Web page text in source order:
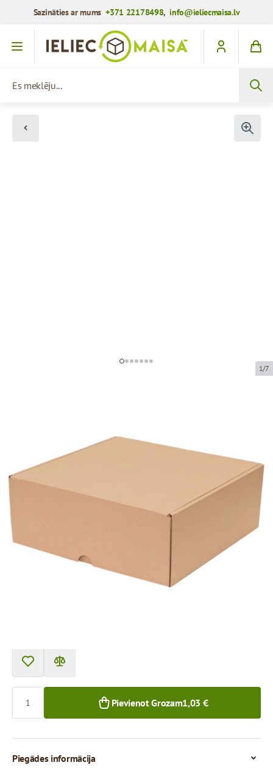
Sazināties ar mums+371 22178498,info@ieliecmaisa.lv
Iet uz saturu
1/7
Preces kods:K14
Izmērs:
brūna mikrogofra
Prece nav pieejama saņemšanai pakomātā.
Pievienot Grozam1,03 €
Piegādes informācija